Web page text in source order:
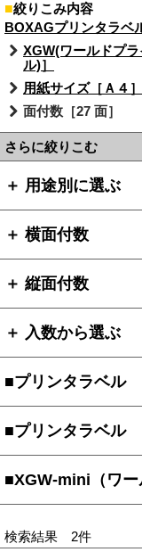
■絞りこみ内容
BOXAGプリンタラベ
XGW(ワールドプ
ル)］
用紙サイズ［Ａ４］
面付数［27 面］
さらに絞りこむ
＋ 用途別に選ぶ
＋ 横面付数
＋ 縦面付数
＋ 入数から選ぶ
■プリンタラベル
■プリンタラベル
■XGW-mini（ワー
検索結果 2件